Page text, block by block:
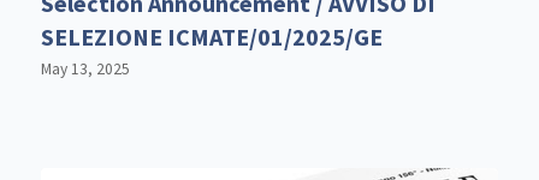
SELEZIONE ICMATE/01/2025/GE
May 13, 2025